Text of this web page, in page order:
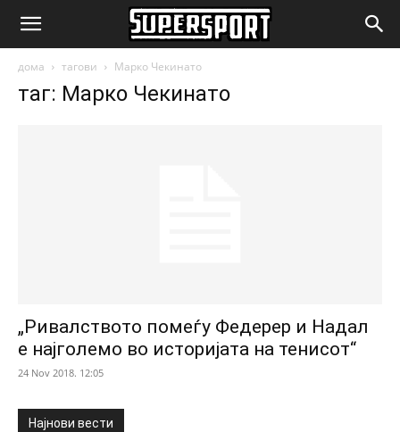
SuperSport.mk
дома тагови Марко Чекинато
таг: Марко Чекинато
„Ривалството помеѓу Федерер и Надал
е најголемо во историјата на тенисот“
24 Nov 2018. 12:05
Најнови вести